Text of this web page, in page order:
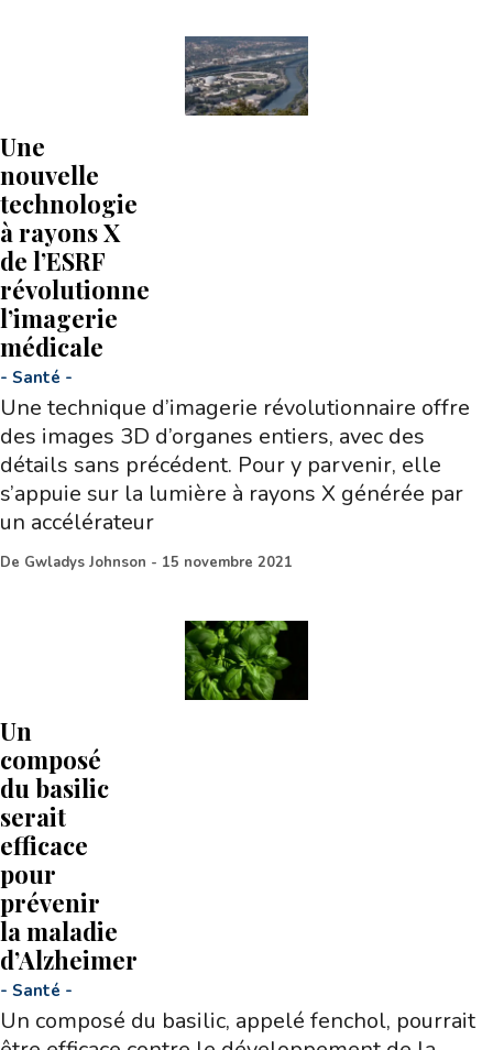
Une
nouvelle
technologie
à rayons X
de l’ESRF
révolutionne
l’imagerie
médicale
- Santé -
Une technique d’imagerie révolutionnaire offre
des images 3D d’organes entiers, avec des
détails sans précédent. Pour y parvenir, elle
s’appuie sur la lumière à rayons X générée par
un accélérateur
De Gwladys Johnson - 15 novembre 2021
Un
composé
du basilic
serait
efficace
pour
prévenir
la maladie
d’Alzheimer
- Santé -
Un composé du basilic, appelé fenchol, pourrait